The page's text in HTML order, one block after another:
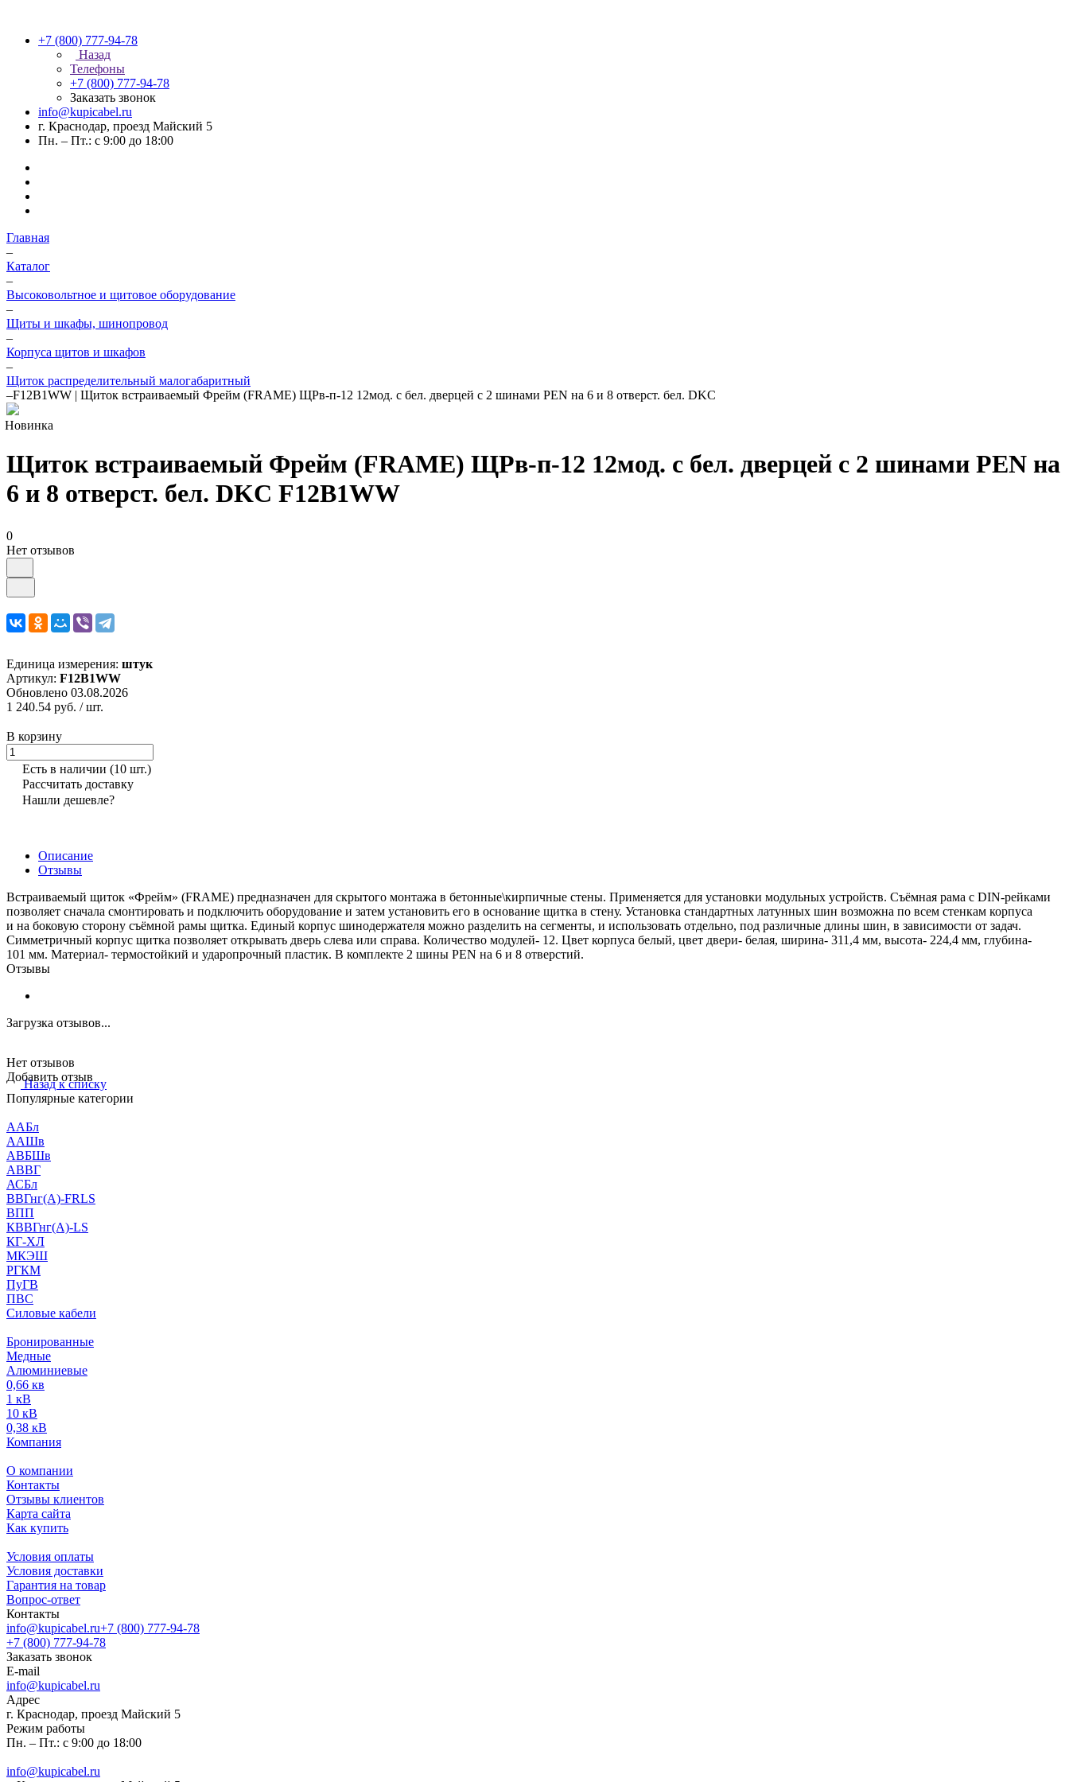
+7 (800) 777-94-78
Назад
Телефоны
+7 (800) 777-94-78
Заказать звонок
info@kupicabel.ru
г. Краснодар, проезд Майский 5
Пн. – Пт.: с 9:00 до 18:00
Главная
–
Каталог
–
Высоковольтное и щитовое оборудование
–
Щиты и шкафы, шинопровод
–
Корпуса щитов и шкафов
–
Щиток распределительный малогабаритный
–F12B1WW | Щиток встраиваемый Фрейм (FRAME) ЩРв-п-12 12мод. с бел. дверцей с 2 шинами PEN на 6 и 8 отверст. бел. DKC
Новинка
Щиток встраиваемый Фрейм (FRAME) ЩРв-п-12 12мод. с бел. дверцей с 2 шинами PEN на
6 и 8 отверст. бел. DKC F12B1WW
0
Нет отзывов
Единица измерения: штук
Артикул: F12B1WW
Обновлено 03.08.2026
1 240.54 руб. / шт.
В корзину
Есть в наличии (10 шт.)
Рассчитать доставку
Нашли дешевле?
Описание
Отзывы
Встраиваемый щиток «Фрейм» (FRAME) предназначен для скрытого монтажа в бетонные\кирпичные стены. Применяется для установки модульных устройств. Съёмная рама с DIN-рейками
позволяет сначала смонтировать и подключить оборудование и затем установить его в основание щитка в стену. Установка стандартных латунных шин возможна по всем стенкам корпуса
и на боковую сторону съёмной рамы щитка. Единый корпус шинодержателя можно разделить на сегменты, и использовать отдельно, под различные длины шин, в зависимости от задач.
Симметричный корпус щитка позволяет открывать дверь слева или справа. Количество модулей- 12. Цвет корпуса белый, цвет двери- белая, ширина- 311,4 мм, высота- 224,4 мм, глубина-
101 мм. Материал- термостойкий и ударопрочный пластик. В комплекте 2 шины PEN на 6 и 8 отверстий.
Отзывы
Загрузка отзывов...
Нет отзывов
Добавить отзыв
Назад к списку
Популярные категории
ААБл
ААШв
АВБШв
АВВГ
АСБл
ВВГнг(А)-FRLS
ВПП
КВВГнг(А)-LS
КГ-ХЛ
МКЭШ
РГКМ
ПуГВ
ПВС
Силовые кабели
Бронированные
Медные
Алюминиевые
0,66 кв
1 кВ
10 кВ
0,38 кВ
Компания
О компании
Контакты
Отзывы клиентов
Карта сайта
Как купить
Условия оплаты
Условия доставки
Гарантия на товар
Вопрос-ответ
Контакты
info@kupicabel.ru+7 (800) 777-94-78
+7 (800) 777-94-78
Заказать звонок
E-mail
info@kupicabel.ru
Адрес
г. Краснодар, проезд Майский 5
Режим работы
Пн. – Пт.: с 9:00 до 18:00
info@kupicabel.ru